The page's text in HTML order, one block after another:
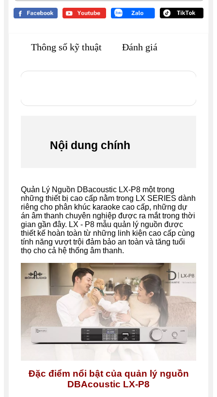
Thông số kỹ thuật Đánh giá
Nội dung chính
Quản Lý Nguồn DBacoustic LX-P8 một trong
những thiết bị cao cấp nằm trong LX SERIES dành
riêng cho phân khúc karaoke cao cấp, những dự
án âm thanh chuyên nghiệp được ra mắt trong thời
gian gần đây. LX - P8 mẫu quản lý nguồn được
thiết kế hoàn toàn từ những linh kiện cao cấp cùng
tính năng vượt trội đảm bảo an toàn và tăng tuổi
thọ cho cả hệ thống âm thanh.
Đặc điểm nổi bật của quản lý nguồn
DBAcoustic LX-P8